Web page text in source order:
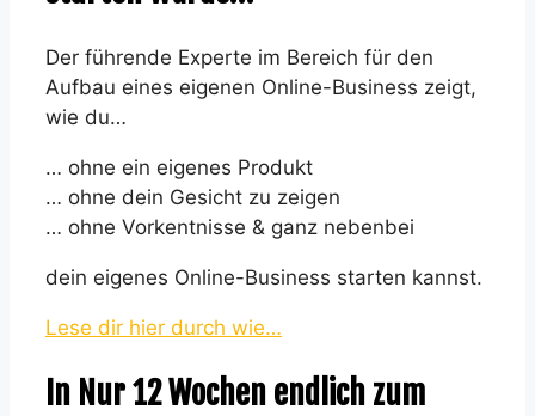
Der führende Experte im Bereich für den
Aufbau eines eigenen Online-Business zeigt,
wie du…
… ohne ein eigenes Produkt
… ohne dein Gesicht zu zeigen
… ohne Vorkentnisse & ganz nebenbei
dein eigenes Online-Business starten kannst.
Lese dir hier durch wie…
In Nur 12 Wochen endlich zum